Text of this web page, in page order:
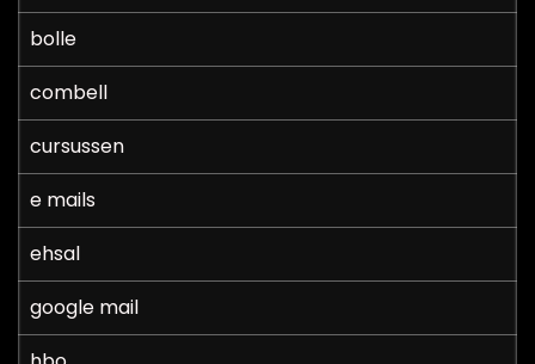
bolle
combell
cursussen
e mails
ehsal
google mail